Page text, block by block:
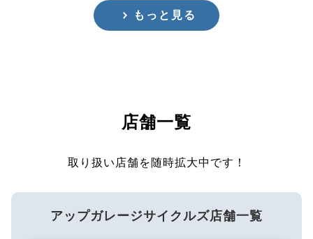
もっと見る
店舗一覧
取り扱い店舗を随時拡大中です！
アップガレージサイクルズ店舗一覧